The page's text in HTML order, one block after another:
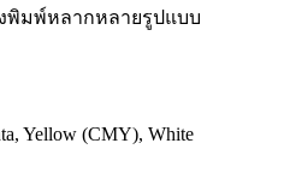
พิมพ์หลากหลายรูปแบบ
Yellow (CMY), White